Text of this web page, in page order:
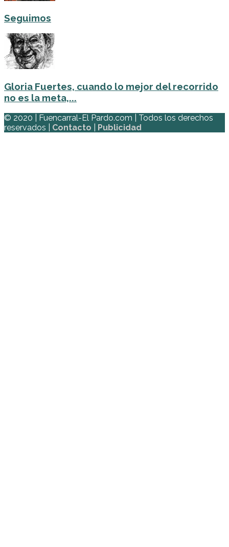
Seguimos
Gloria Fuertes, cuando lo mejor del recorrido
no es la meta,...
© 2020 | Fuencarral-El Pardo.com | Todos los derechos
reservados | Contacto Publicidad